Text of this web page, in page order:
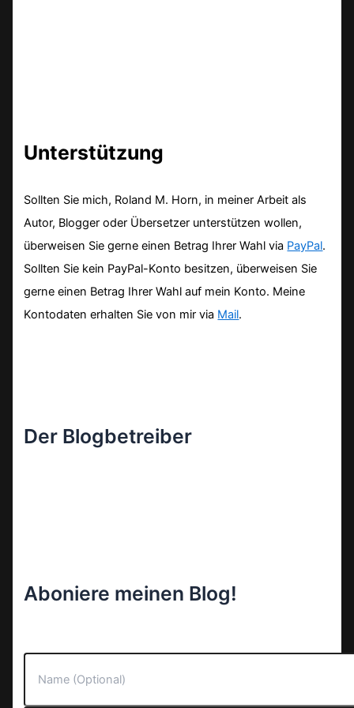
Unterstützung
Sollten Sie mich, Roland M. Horn, in meiner Arbeit als
Autor, Blogger oder Übersetzer unterstützen wollen,
überweisen Sie gerne einen Betrag Ihrer Wahl via PayPal.
Sollten Sie kein PayPal-Konto besitzen, überweisen Sie
gerne einen Betrag Ihrer Wahl auf mein Konto. Meine
Kontodaten erhalten Sie von mir via Mail.
Der Blogbetreiber
Aboniere meinen Blog!